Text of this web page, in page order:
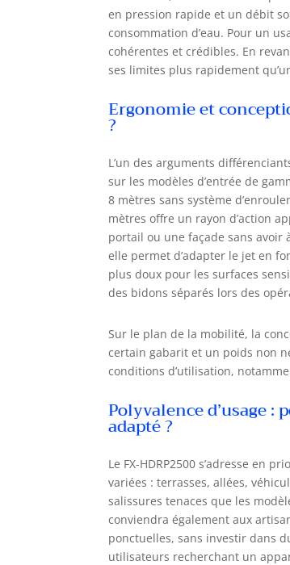
en pression rapide et un débit
consommation d’eau. Pour un
cohérentes et crédibles. En
ses limites plus rapidement
Ergonomie et
?
L’un des arguments
sur les modèles d’entrée de
8 mètres sans système
mètres offre un rayon d’action
portail ou une façade sans avoir
elle permet d’adapter le jet en
plus doux pour les surfaces
des bidons séparés lors des
Sur le plan de la mobilité, la
certain gabarit et un poids non
conditions d’utilisation,
Polyvalence d’usage
adapté ?
Le FX-HDRP2500 s’adresse en
variées : terrasses, allées,
salissures tenaces que les
conviendra également aux
ponctuelles, sans investir dans
utilisateurs recherchant un